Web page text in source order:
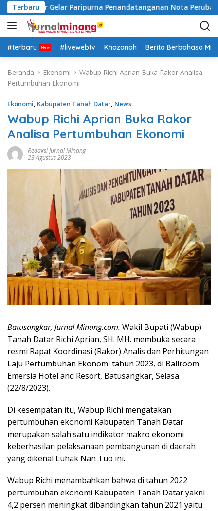
a
g
u
Terbaru
Datar Gelar Paripurna Penandatanganan Nota Perubahan
#terbaru #livewebtv Khazanah Berita Berbahasa
Beranda Ekonomi
Wabup Richi Aprian Buka Rakor Analisa
Pertumbuhan Ekonomi
Ekonomi, Kabupaten Tanah Datar, News
Wabup Richi Aprian Buka Rakor
Analisa Pertumbuhan Ekonomi
Redaksi Jurnal Minang
23 Agustus 2023
Batusangkar, Jurnal Minang.com. Wakil Bupati (Wabup)
Tanah Datar Richi Aprian, SH. MH. membuka secara
resmi Rapat Koordinasi (Rakor) Analis dan Perhitungan
Laju Pertumbuhan Ekonomi tahun 2023, di Ballroom,
Emersia Hotel and Resort, Batusangkar, Selasa
(22/8/2023).
Di kesempatan itu, Wabup Richi mengatakan
pertumbuhan ekonomi Kabupaten Tanah Datar
merupakan salah satu indikator makro ekonomi
keberhasilan pelaksanaan pembangunan di daerah
yang dikenal Luhak Nan Tuo ini.
Wabup Richi menambahkan bahwa di tahun 2022
pertumbuhan ekonomi Kabupaten Tanah Datar yakni
4,2 persen meningkat dibandingkan tahun 2021 yaitu